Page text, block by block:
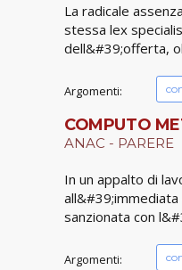
La radicale
stessa lex
dell&#39;offerta,
Argomenti:
COMPUTO
ANAC - PARERE
In un appalto di
sanzionata con
Argomenti: